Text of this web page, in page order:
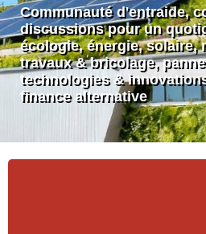
Communauté d'entraide,
discussions pour un
écologie, énergie, solaire,
travaux & bricolage,
technologies &
finance alternative